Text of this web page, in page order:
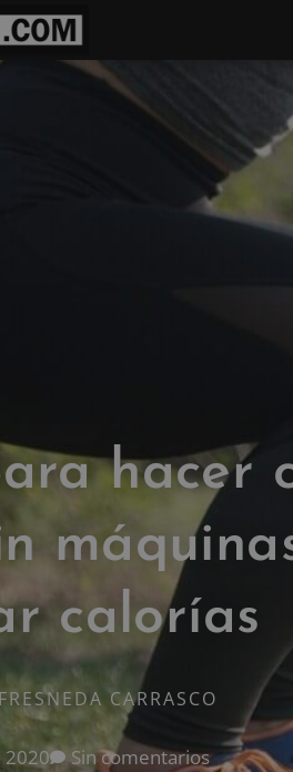
hacer
calorías
CARRASCO
2020 Sin comentarios